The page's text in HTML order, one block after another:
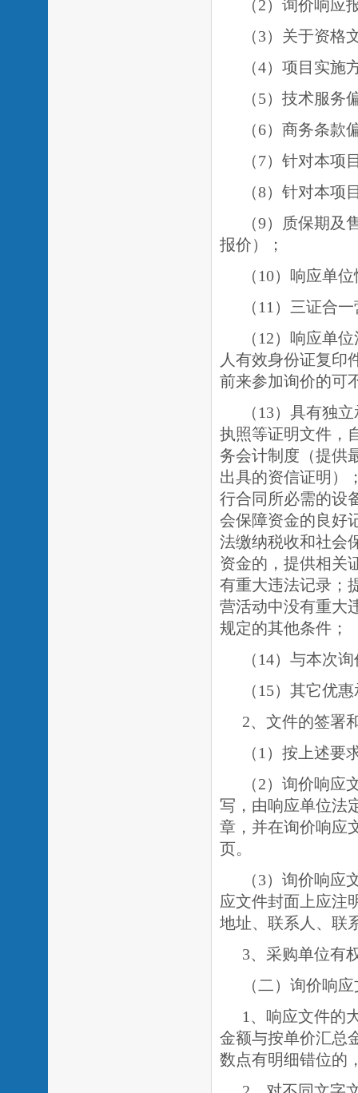
（2）询价响应
（3）关于资格
（4）项目实施
（5）技术服务
（6）商务条款
（7）针对本项
（8）针对本
（9）质保期
报价）；
（ 10）响应单
（ 1 1）三证合
（ 1 2）响应单
人有效身份证复印
前来参加询价的可
（ 1 3）具有独
执照等证明文件，
务会计制度（提供
出具的资信证明）
行合同所必需的设
会保障资金的良好
法缴纳税收和社会
资金的，提供相关
有重大违法记录；
营活动中没有重大
规定的其他条件；
（ 14）与本次
（ 1 5）其它优
2、文件的签署
（ 1）按上述要
（2）询价响应
写，由响应单位法
章，并在询价响应
页。
（3）询价响应
应文件封面上应注
地址、联系人、联
3、采购单位有
（二）询价响
1、响应文件的
金额与按单价汇总
数点有明细错位的